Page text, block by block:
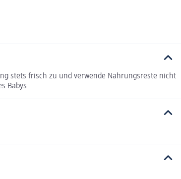
stets frisch zu und verwende Nahrungsreste nicht
Babys.